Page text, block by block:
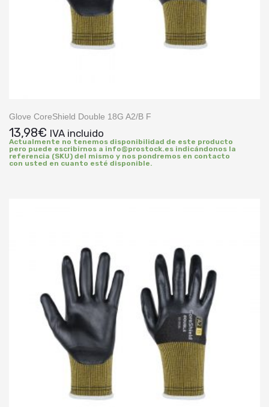
Glove CoreShield Double 18G A2/B F
13,98€ IVA incluido
Actualmente no tenemos disponibilidad de este producto
pero puede escribirnos a info@prostock.es indicándonos la
referencia (SKU) del mismo y nos pondremos en contacto
con usted en cuanto esté disponible.